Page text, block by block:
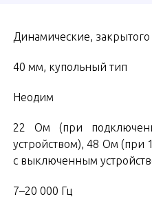
Динамические, закрытого
40 мм, купольный тип
Неодим
22 Ом (при
устройством), 48 Ом (при
с выключенным
7–20 000 Гц